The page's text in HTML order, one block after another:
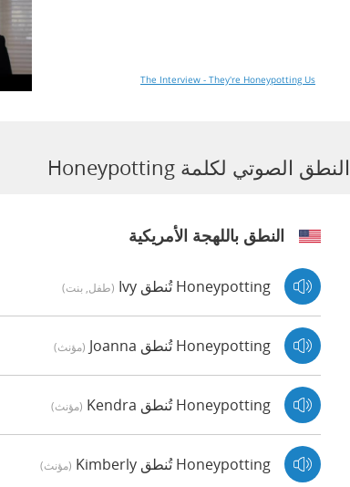
The Interview - They're Honeypotting Us
النطق الصوتي لكلمة Honeypotting
النطق باللهجة الأمريكية
Honeypotting تُنطق Ivy (طفل, بنت)
Honeypotting تُنطق Joanna (مؤنث)
Honeypotting تُنطق Kendra (مؤنث)
Honeypotting تُنطق Kimberly (مؤنث)